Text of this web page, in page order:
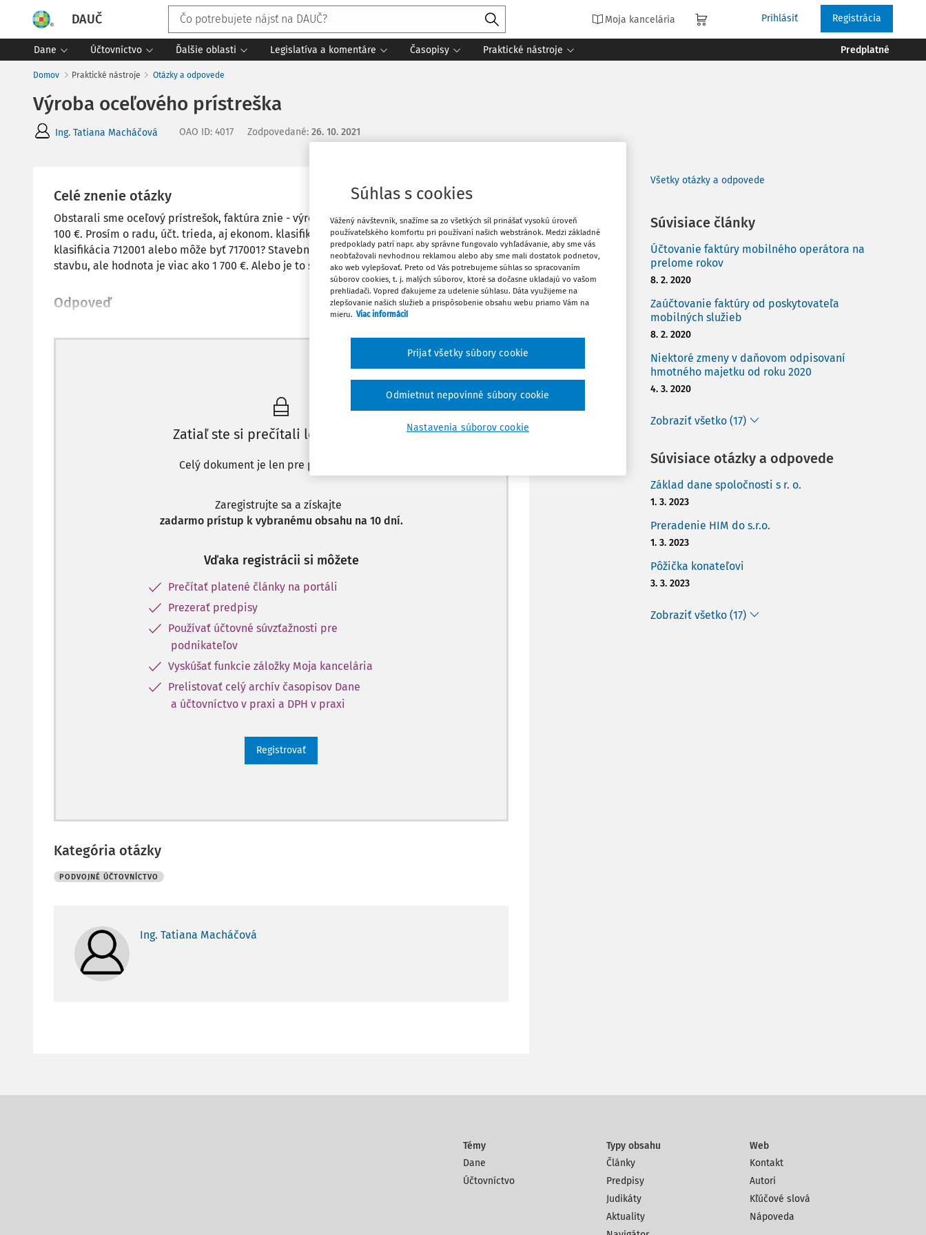
DAUČ Moja kancelária Prihlásiť Registrácia
Dane Účtovníctvo Ďalšie oblasti Legislatíva a komentáre Časopisy Praktické nástroje Predplatné
Domov Praktické nástroje Otázky a odpovede
Výroba oceľového prístreška
Ing. Tatiana Macháčová OAO ID: 4017 Zodpovedané: 26. 10. 2021
Celé znenie otázky
Obstarali sme oceľový prístrešok, faktúra znie - výroba oceľového prístreška v hodnote 4
100 €. Prosím o radu, účt. trieda, aj ekonom. klasifikácia. Je to 021 - stavba? Ekonomická
klasifikácia 712001 alebo môže byť 717001? Stavebné povolenie nie je, išlo ako o drobnú
stavbu, ale hodnota je viac ako 1 700 €. Alebo je to služba a na 518?
Odpoveď
Máte predplatné? Prihláste sa
Zatiaľ ste si prečítali len začiatok...
Celý dokument je len pre predplatiteľov.
Zaregistrujte sa a získajte
zadarmo prístup k vybranému obsahu na 10 dní.
Vďaka registrácii si môžete
Prečítať platené články na portáli
Prezerať predpisy
Používať účtovné súvzťažnosti pre
podnikateľov
Vyskúšať funkcie záložky Moja kancelária
Prelistovať celý archív časopisov Dane
a účtovníctvo v praxi a DPH v praxi
Registrovať
Kategória otázky
PODVOJNÉ ÚČTOVNÍCTVO
Ing. Tatiana Macháčová
Stiahnuť
Vytlačiť
Všetky otázky a odpovede
Súvisiace články
Účtovanie faktúry mobilného operátora na
prelome rokov
8. 2. 2020
Zaúčtovanie faktúry od poskytovateľa
mobilných služieb
8. 2. 2020
Niektoré zmeny v daňovom odpisovaní
hmotného majetku od roku 2020
4. 3. 2020
Zobraziť všetko (17)
Súvisiace otázky a odpovede
Základ dane spoločnosti s r. o.
1. 3. 2023
Preradenie HIM do s.r.o.
1. 3. 2023
Pôžička konateľovi
3. 3. 2023
Zobraziť všetko (17)
Témy
Dane
Účtovníctvo
Typy obsahu
Články
Predpisy
Judikáty
Aktuality
Web
Kontakt
Autori
Kľúčové slová
Nápoveda
Súhlas s cookies
Vážený návštevník, snažíme sa zo všetkých síl prinášať vysokú úroveň
používateľského komfortu pri používaní našich webstránok. Medzi základné
predpoklady patrí napr. aby správne fungovalo vyhľadávanie, aby sme vás
neobťažovali nevhodnou reklamou alebo aby sme mali dostatok podnetov,
ako web vylepšovať. Preto od Vás potrebujeme súhlas so spracovaním
súborov cookies, t. j. malých súborov, ktoré sa dočasne ukladajú vo vašom
prehliadači. Vopred ďakujeme za udelenie súhlasu. Dáta využijeme na
zlepšovanie našich služieb a prispôsobenie obsahu webu priamo Vám na
mieru. Viac informácií
Nastavenia súborov cookie
Odmietnut nepovinné súbory cookie
Prijať všetky súbory cookie